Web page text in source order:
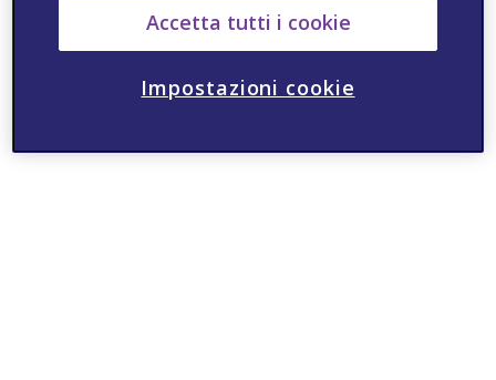
Accetta tutti i cookie
Impostazioni cookie